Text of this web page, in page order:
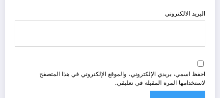
البريد الالكتروني
احفظ اسمي، بريدي الإلكتروني، والموقع الإلكتروني في هذا المتصفح
لاستخدامها المرة المقبلة في تعليقي.